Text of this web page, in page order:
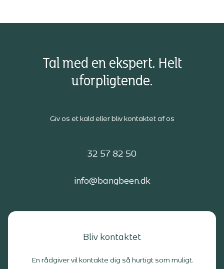
Tal med en ekspert. Helt
uforpligtende.
Giv os et kald eller bliv kontaktet af os
32 57 82 50
info@bangbeen.dk
Bliv kontaktet
En rådgiver vil kontakte dig så hurtigt som muligt.